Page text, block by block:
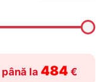
până la 484€